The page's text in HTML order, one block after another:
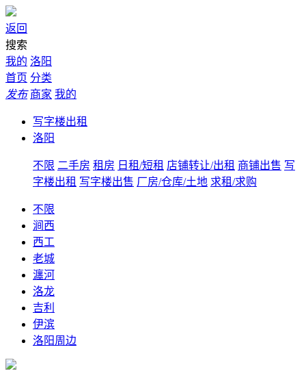
返回
搜索
我的 洛阳
首页 分类
发布 商家 我的
写字楼出租
洛阳
不限 二手房 租房 日租/短租 店铺转让/出租 商铺出售 写
字楼出租 写字楼出售 厂房/仓库/土地 求租/求购
不限
涧西
西工
老城
瀍河
洛龙
吉利
伊滨
洛阳周边